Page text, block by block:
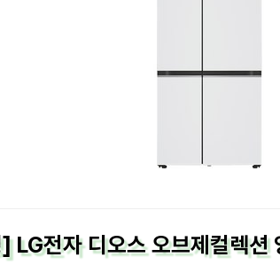
LG전자 디오스 오브제컬렉